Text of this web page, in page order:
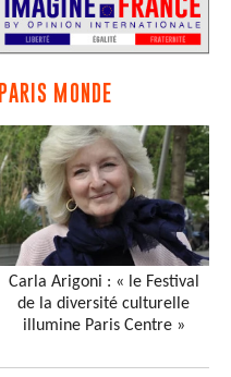
PARIS MONDE
Carla Arigoni : « le Festival
de la diversité culturelle
illumine Paris Centre »